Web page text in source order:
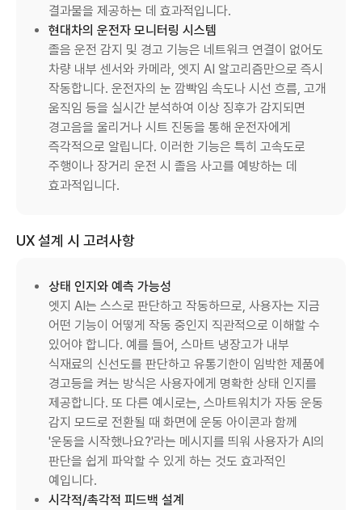
결과물을 제공하는 데 효과적입니다.
현대차의 운전자 모니터링 시스템
졸음 운전 감지 및 경고 기능은 네트워크 연결이 없어도
차량 내부 센서와 카메라, 엣지 AI 알고리즘만으로 즉시
작동합니다. 운전자의 눈 깜빡임 속도나 시선 흐름, 고개
움직임 등을 실시간 분석하여 이상 징후가 감지되면
경고음을 울리거나 시트 진동을 통해 운전자에게
즉각적으로 알립니다. 이러한 기능은 특히 고속도로
주행이나 장거리 운전 시 졸음 사고를 예방하는 데
효과적입니다.
UX 설계 시 고려사항
상태 인지와 예측 가능성
엣지 AI는 스스로 판단하고 작동하므로, 사용자는 지금
어떤 기능이 어떻게 작동 중인지 직관적으로 이해할 수
있어야 합니다. 예를 들어, 스마트 냉장고가 내부
식재료의 신선도를 판단하고 유통기한이 임박한 제품에
경고등을 켜는 방식은 사용자에게 명확한 상태 인지를
제공합니다. 또 다른 예시로는, 스마트워치가 자동 운동
감지 모드로 전환될 때 화면에 운동 아이콘과 함께
'운동을 시작했나요?'라는 메시지를 띄워 사용자가 AI의
판단을 쉽게 파악할 수 있게 하는 것도 효과적인
예입니다.
시각적/촉각적 피드백 설계